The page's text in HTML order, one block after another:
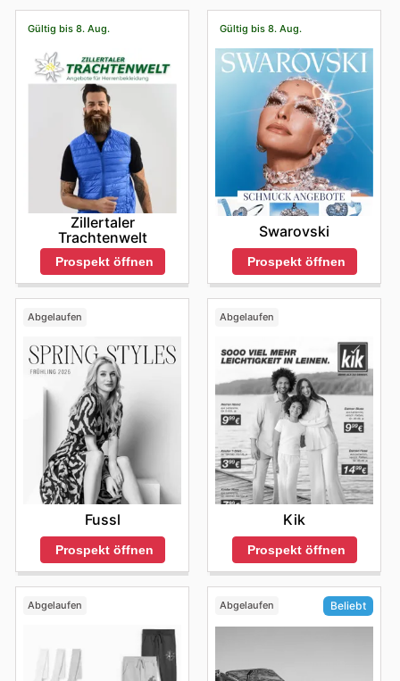
Gültig bis 8. Aug.
Zillertaler
Trachtenwelt
Prospekt öffnen
Gültig bis 8. Aug.
Swarovski
Prospekt öffnen
Abgelaufen
Fussl
Prospekt öffnen
Abgelaufen
Kik
Prospekt öffnen
Abgelaufen Abgelaufen Beliebt